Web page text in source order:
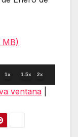
MB)
1x 1.5x 2x
ventana